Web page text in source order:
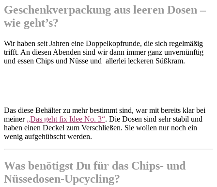
Geschenkverpackung aus leeren Dosen –
wie geht’s?
Wir haben seit Jahren eine Doppelkopfrunde, die sich regelmäßig
trifft. An diesen Abenden sind wir dann immer ganz unvernünftig
und essen Chips und Nüsse und allerlei leckeren Süßkram.
Das diese Behälter zu mehr bestimmt sind, war mit bereits klar bei
meiner „Das geht fix Idee No. 3“. Die Dosen sind sehr stabil und
haben einen Deckel zum Verschließen. Sie wollen nur noch ein
wenig aufgehübscht werden.
Was benötigst Du für das Chips- und
Nüssedosen-Upcycling?